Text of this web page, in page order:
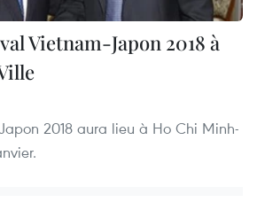
Vietnam-Japon 2018 à
2018 aura lieu à Ho Chi Minh-